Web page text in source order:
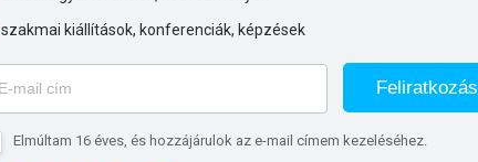
szakmai kiállítások, konferenciák, képzések
Feliratkozás
Elmúltam 16 éves, és hozzájárulok az e-mail címem kezeléséhez.